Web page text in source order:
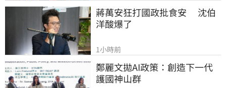
蔣萬安狂打國政批食安　 沈伯
洋酸爆了
1小時前
鄭麗文拋AI政策：創造下一代
護國神山群